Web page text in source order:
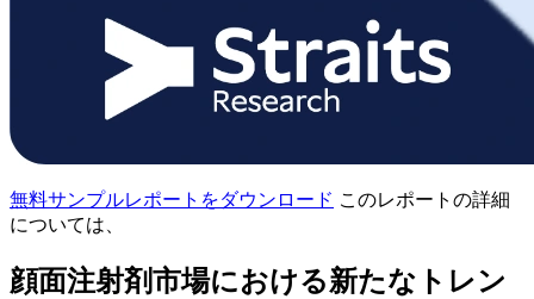
無料サンプルレポートをダウンロード このレポートの詳細
については、
顔面注射剤市場における新たなトレン